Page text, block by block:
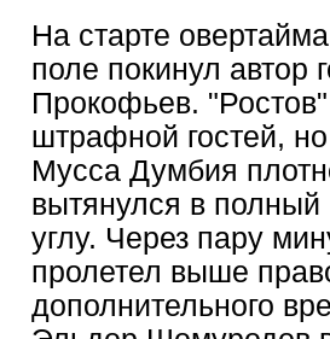
На старте
поле покинул автор
Прокофьев.
штрафной гостей,
Мусса Думбия
вытянулся в
углу. Через пару
пролетел выше
дополнительного